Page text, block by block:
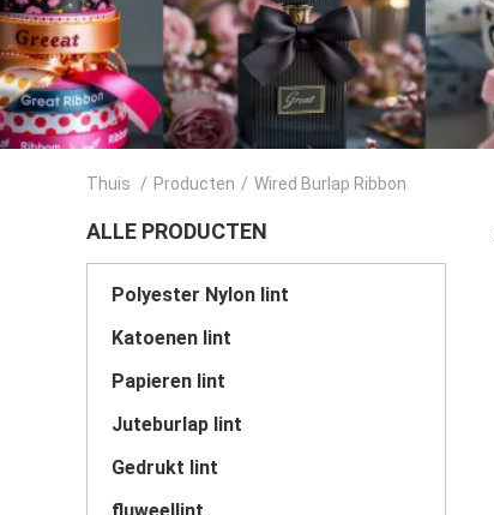
Thuis / Producten / Wired Burlap Ribbon
ALLE PRODUCTEN
Polyester Nylon lint
Katoenen lint
Papieren lint
Juteburlap lint
Gedrukt lint